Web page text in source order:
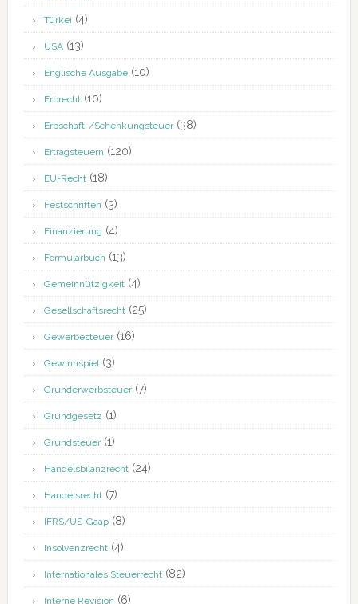
Türkei (4)
USA(13)
Englische Ausgabe(10)
Erbrecht(10)
Erbschaft-/Schenkungsteuer(38)
Ertragsteuern (120)
EU-Recht(18)
Festschriften (3)
Finanzierung (4)
Formularbuch (13)
Gemeinnützigkeit(4)
Gesellschaftsrecht(25)
Gewerbesteuer(16)
Gewinnspiel (3)
Grunderwerbsteuer(7)
Grundgesetz (1)
Grundsteuer(1)
Handelsbilanzrecht(24)
Handelsrecht(7)
IFRS/US-Gaap(8)
Insolvenzrecht(4)
Internationales Steuerrecht(82)
Interne Revision (6)